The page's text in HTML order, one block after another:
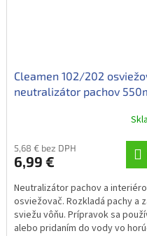
Cleamen 102/202
neutralizátor pachov
5,68 € bez DPH
6,99 €
Neutralizátor pachov a
osviežovač. Rozkladá pachy a
sviežu vôňu. Prípravok sa
alebo pridaním do vody vo